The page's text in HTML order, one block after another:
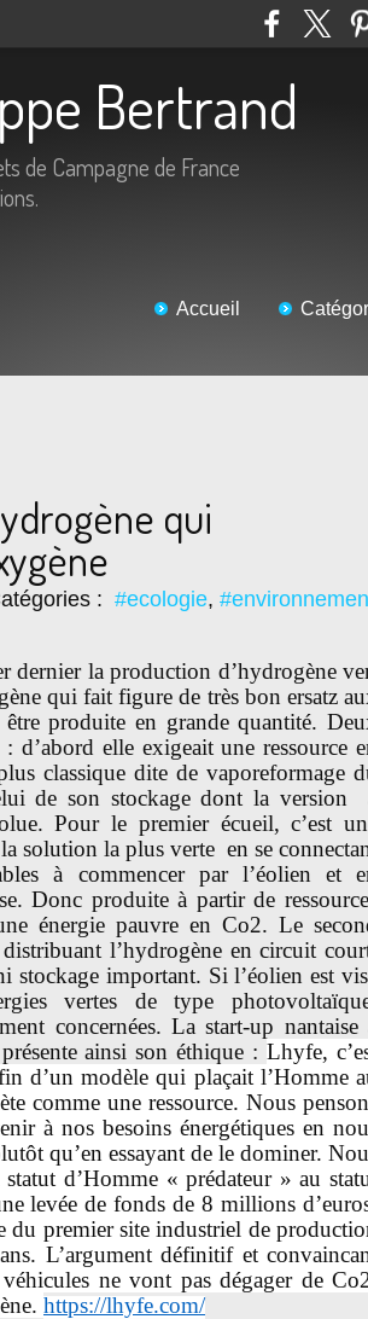
Bertrand
de Campagne de France
Accueil
qui
: #ecologie,
dernier la production d’hydrogène
qui fait figure de très bon ersatz
être produite en grande quantité.
d’abord elle exigeait une ressource
classique dite de vaporeformage
de son stockage dont la version
Pour le premier écueil, c’est
solution la plus verte en se
à commencer par l’éolien et
Donc produite à partir de
énergie pauvre en Co2. Le
l’hydrogène en circuit
stockage important. Si l’éolien est
vertes de type
concernées. La start-up nantaise
ainsi son éthique :Lhyfe,
d’un modèle qui plaçait l’Homme
comme une ressource. Nous
à nos besoins énergétiques en
qu’en essayant de le dominer.
d’Homme « prédateur » au
levée de fonds de 8 millions
du premier site industriel de
L’argument définitif et
ne vont pas dégager de
https://lhyfe.com/